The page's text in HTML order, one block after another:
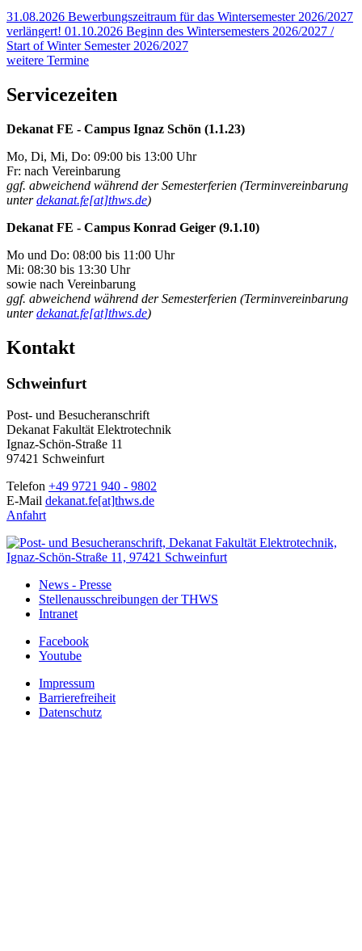
31.08.2026 Bewerbungszeitraum für das Wintersemester 2026/2027
verlängert! 01.10.2026 Beginn des Wintersemesters 2026/2027 /
Start of Winter Semester 2026/2027
weitere Termine
Servicezeiten
Dekanat FE - Campus Ignaz Schön (1.1.23)
Mo, Di, Mi, Do: 09:00 bis 13:00 Uhr
Fr: nach Vereinbarung
ggf. abweichend während der Semesterferien (Terminvereinbarung
unterdekanat.fe[at]thws.de)
Dekanat FE - Campus Konrad Geiger (9.1.10)
Mo und Do: 08:00 bis 11:00 Uhr
Mi: 08:30 bis 13:30 Uhr
sowie nach Vereinbarung
ggf. abweichend während der Semesterferien (Terminvereinbarung
unterdekanat.fe[at]thws.de)
Kontakt
Schweinfurt
Post- und Besucheranschrift
Dekanat Fakultät Elektrotechnik
Ignaz-Schön-Straße 11
97421 Schweinfurt
Telefon +49 9721 940 - 9802
E-Mail dekanat.fe[at]thws.de
Anfahrt
News - Presse
Stellenausschreibungen der THWS
Intranet
Facebook
Youtube
Impressum
Barrierefreiheit
Datenschutz